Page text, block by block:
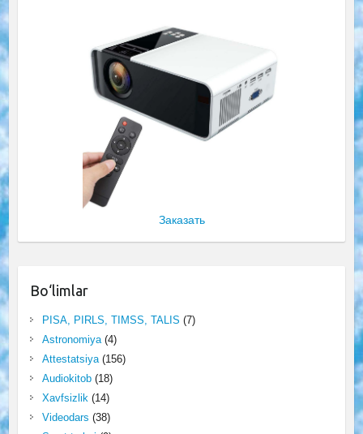
Заказать
Bo‘limlar
PISA, PIRLS, TIMSS, TALIS (7)
Astronomiya(4)
Attestatsiya(156)
Audiokitob(18)
Xavfsizlik (14)
Videodars (38)